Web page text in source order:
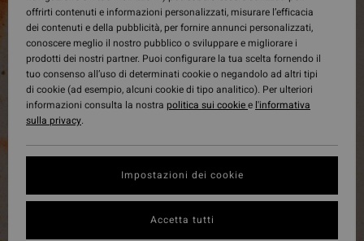
offrirti contenuti e informazioni personalizzati, misurare l’efficacia
dei contenuti e della pubblicità, per fornire annunci personalizzati,
conoscere meglio il nostro pubblico o sviluppare e migliorare i
prodotti dei nostri partner. Puoi configurare la tua scelta fornendo il
tuo consenso all’uso di determinati cookie o negandolo ad altri tipi
di cookie (ad esempio, alcuni cookie di tipo analitico). Per ulteriori
informazioni consulta la nostra politica sui cookiee l'informativa
sulla privacy.
Impostazioni dei cookie
Accetta tutti